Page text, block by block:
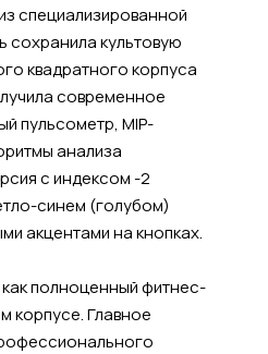
специализированной
сохранила культовую
квадратного корпуса
современное
пульсометр, MIP-
анализа
с индексом -2
синем (голубом)
акцентами на кнопках.
полноценный фитнес-
корпусе. Главное